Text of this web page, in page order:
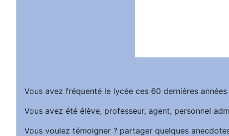
Vous avez fréquenté le lycée ces 60 dernières années
Vous avez été élève, professeur, agent, personnel
Vous voulez témoigner ? partager quelques